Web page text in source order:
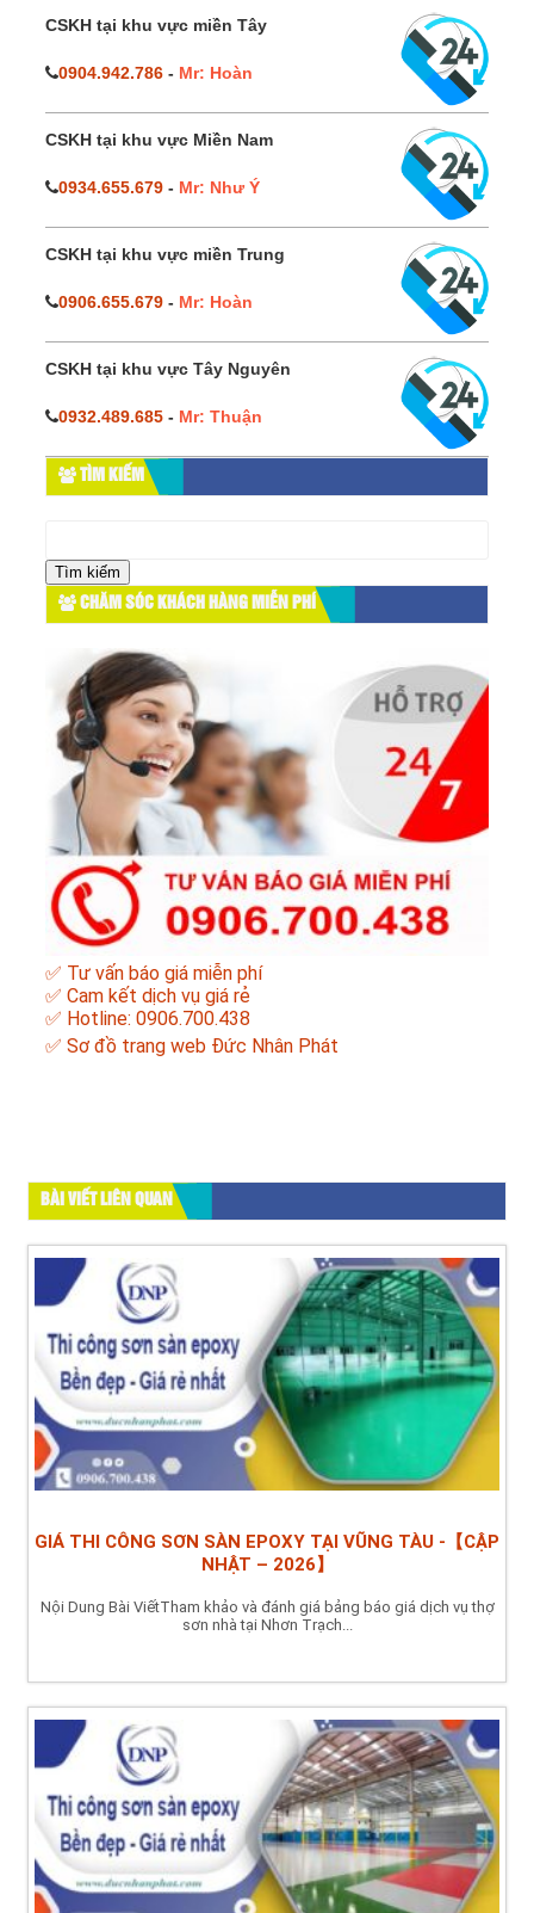
CSKH tại khu vực miền Tây
0904.942.786 - Mr: Hoàn
CSKH tại khu vực Miền Nam
0934.655.679 - Mr: Như Ý
CSKH tại khu vực miền Trung
0906.655.679 - Mr: Hoàn
CSKH tại khu vực Tây Nguyên
0932.489.685 - Mr: Thuận
TÌM KIẾM
cho:
CHĂM SÓC KHÁCH HÀNG MIỄN PHÍ
✅ Tư vấn báo giá miễn phí
✅ Cam kết dịch vụ giá rẻ
✅ Hotline: 0906.700.438
✅ Sơ đồ trang web Đức Nhân Phát
BÀI VIẾT LIÊN QUAN
GIÁ THI CÔNG SƠN SÀN EPOXY TẠI VŨNG TÀU -【CẬP
NHẬT – 2026】
Nội Dung Bài ViếtTham khảo và đánh giá bảng báo giá dịch vụ thợ
sơn nhà tại Nhơn Trạch...